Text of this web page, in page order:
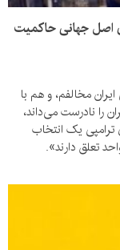
اصل جهانی حاکمیت
مخالفم، و هم با
را نادرست می‌داند،
ترامپی یک انتخاب
تعلق دارند».